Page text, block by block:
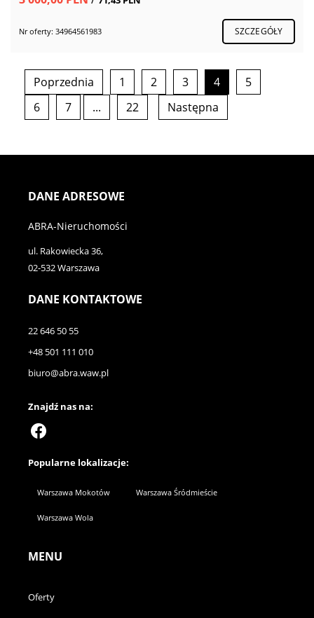
Nr oferty: 34964561983 SZCZEGÓŁY
Poprzednia 1 2 3 4
5
6
7 ... 22 Następna
DANE ADRESOWE
ABRA-Nieruchomości
ul. Rakowiecka 36,
02-532 Warszawa
DANE KONTAKTOWE
22 646 50 55
+48 501 111 010
biuro@abra.waw.pl
Znajdź nas na:
Popularne lokalizacje:
Warszawa Mokotów Warszawa Śródmieście
Warszawa Wola
MENU
Oferty